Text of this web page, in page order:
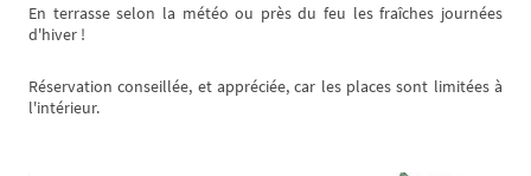
En terrasse selon la météo ou près du feu les fraîches journées
d'hiver !
Réservation conseillée, et appréciée, car les places sont limitées à
l'intérieur.